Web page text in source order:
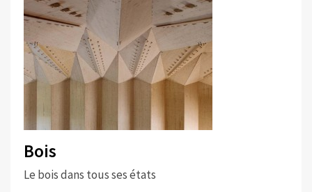
Bois
Le bois dans tous ses états